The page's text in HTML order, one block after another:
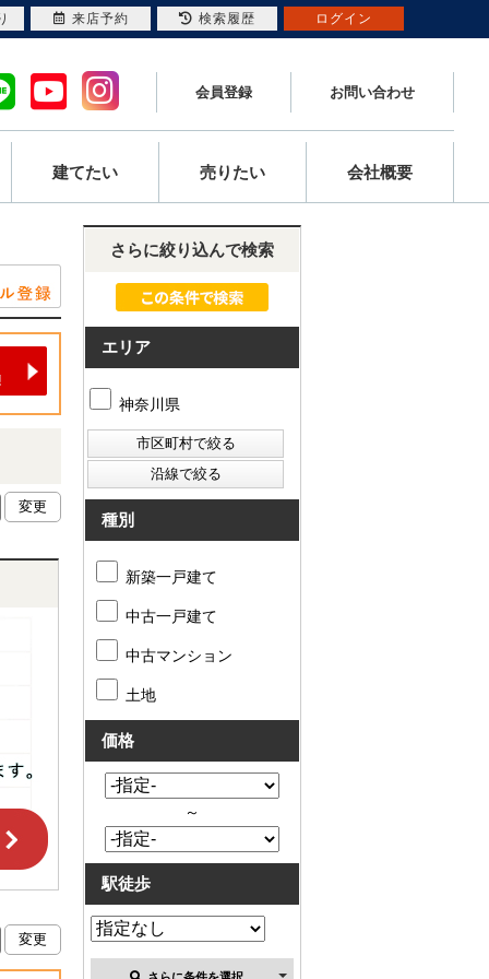
会員登録 お問い合わせ
建てたい 売りたい 会社概要
さらに絞り込んで検索
エリア
神奈川県
種別
新築一戸建て
中古一戸建て
中古マンション
土地
価格
～
駅徒歩
来店予約 検索履歴 ログイン